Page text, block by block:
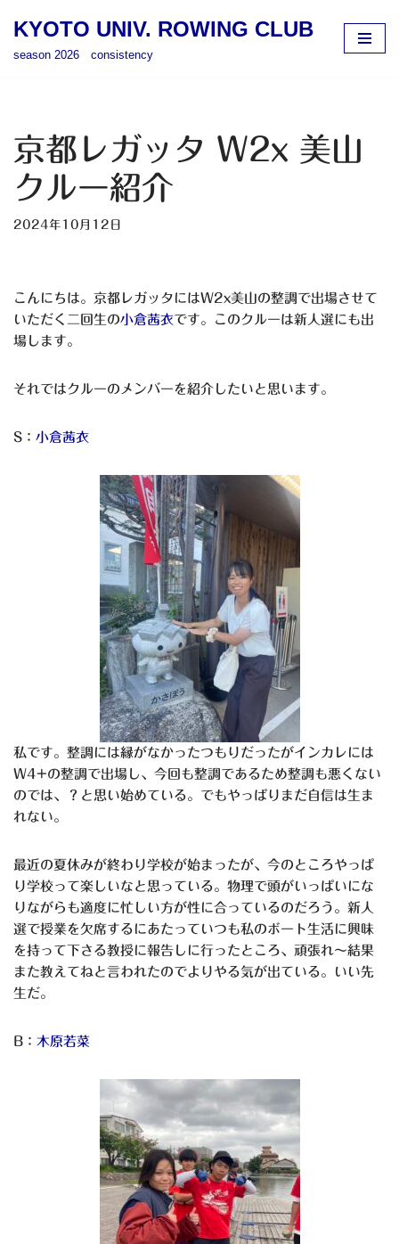
へ
ス
キ
ッ
KYOTO UNIV. ROWING CLUB
season 2026 consistency
京都レガッタ W2x 美山
クルー紹介
2024年10月12日
こんにちは。京都レガッタにはW2x美山の整調で出場させて
いただく二回生の小倉茜衣です。このクルーは新人選にも出
場します。
それではクルーのメンバーを紹介したいと思います。
S： 小倉茜衣
私です。整調には縁がなかったつもりだったがインカレには
W4+の整調で出場し、今回も整調であるため整調も悪くない
のでは、？と思い始めている。でもやっぱりまだ自信は生ま
れない。
最近の夏休みが終わり学校が始まったが、今のところやっぱ
り学校って楽しいなと思っている。物理で頭がいっぱいにな
りながらも適度に忙しい方が性に合っているのだろう。新人
選で授業を欠席するにあたっていつも私のボート生活に興味
を持って下さる教授に報告しに行ったところ、頑張れ～結果
また教えてねと言われたのでよりやる気が出ている。いい先
生だ。
B： 木原若菜